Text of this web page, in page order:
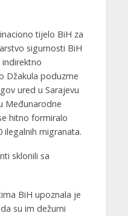
tijelo BiH za
sigurnosti BiH
Džakula poduzme
ured u Sarajevu
Međunarodne
hitno formiralo
ilegalnih migranata.
sklonili sa
BiH upoznala je
su im dežurni